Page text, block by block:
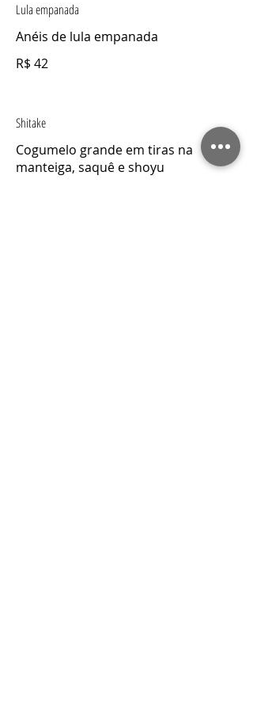
Lula empanada
Anéis de lula empanada
R$ 42
Shitake
Cogumelo grande em tiras na
manteiga, saquê e shoyu